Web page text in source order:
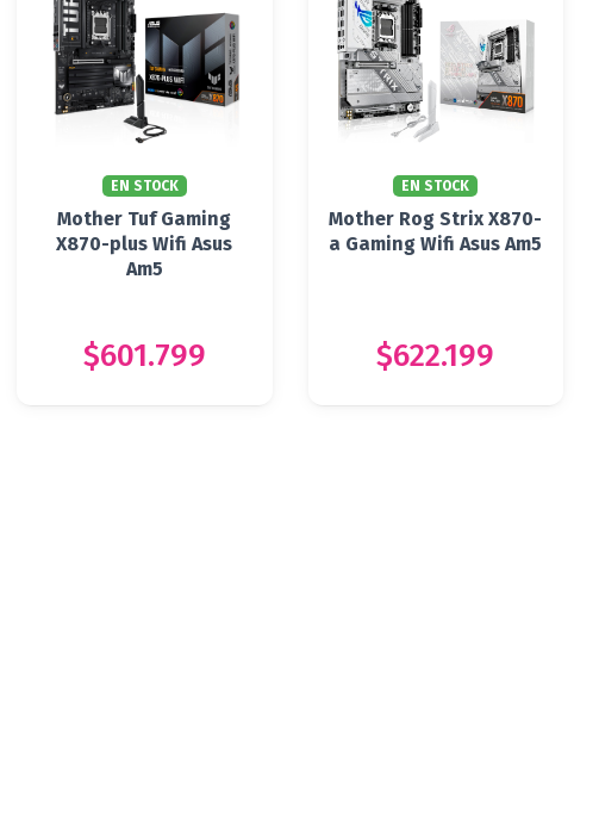
EN STOCK
Mother Tuf Gaming
X870-plus Wifi Asus
Am5
$601.799
EN STOCK
Mother Rog Strix X870-
a Gaming Wifi Asus Am5
$622.199